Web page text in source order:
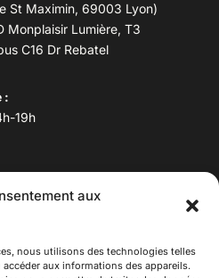
aux
nous utilisons des technologies telles
aux informations des appareils.
St Maximin, 69003 Lyon)
Monplaisir Lumière, T3
C16 Dr Rebatel
:
19h
06 40